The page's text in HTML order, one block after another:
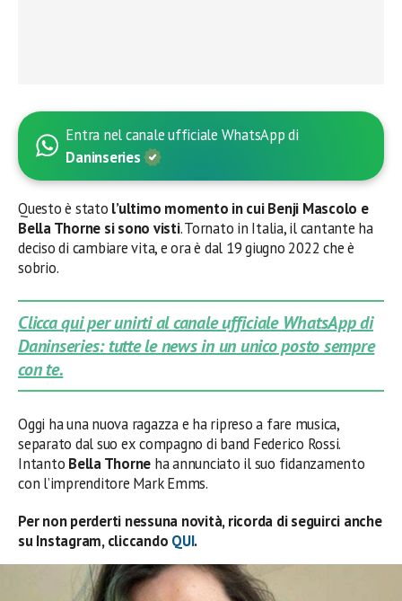
Entra nel canale ufficiale WhatsApp di
Daninseries
Questo è stato l’ultimo momento in cui Benji Mascolo e
Bella Thorne si sono visti. Tornato in Italia, il cantante ha
deciso di cambiare vita, e ora è dal 19 giugno 2022 che è
sobrio.
Clicca qui per unirti al canale ufficiale WhatsApp di
Daninseries: tutte le news in un unico posto sempre
con te.
Oggi ha una nuova ragazza e ha ripreso a fare musica,
separato dal suo ex compagno di band Federico Rossi.
Intanto Bella Thorne ha annunciato il suo fidanzamento
con l’imprenditore Mark Emms.
Per non perderti nessuna novità, ricorda di seguirci anche
su Instagram, cliccando QUI.